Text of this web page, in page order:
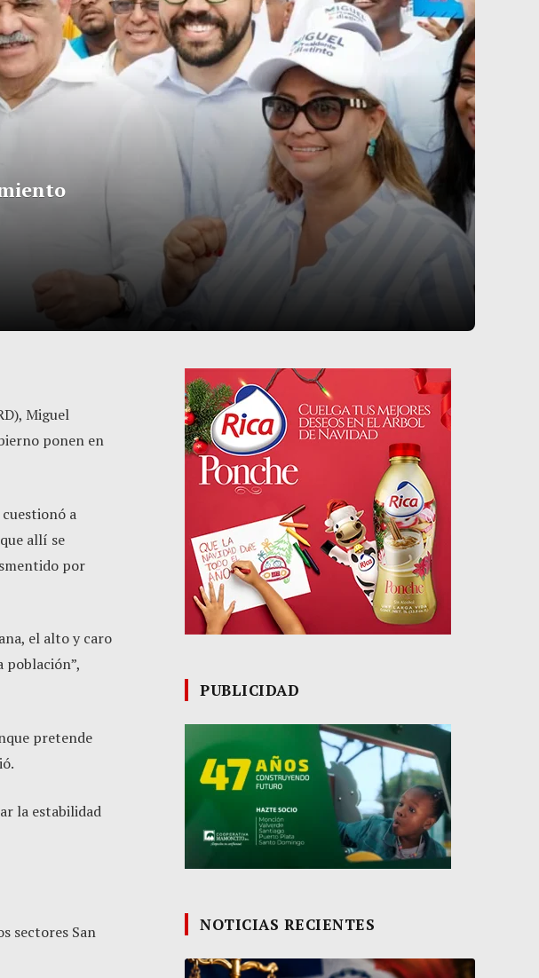
Miguel
ponen en
a
allí se
por
el alto y caro
población”,
pretende
la estabilidad
sectores San
PUBLICIDAD
NOTICIAS RECIENTES